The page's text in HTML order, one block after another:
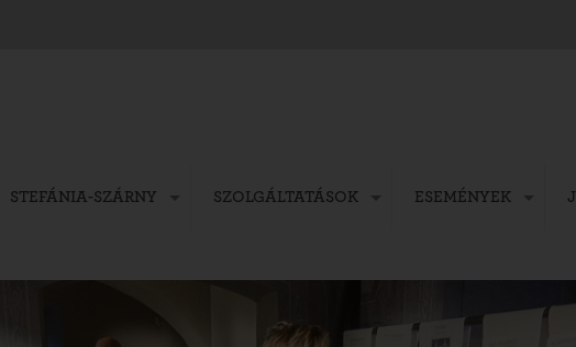
STEFÁNIA-SZÁRNY SZOLGÁLTATÁSOK ESEMÉNYEK